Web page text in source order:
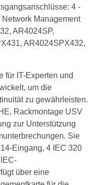
4 -
Management
AR4024SP,
AR4024SPX432,
für IT-Experten und
um die
zu gewährleisten.
Rackmontage USV
zur Unterstützung
Sie
Eingang, 4 IEC 320
über eine